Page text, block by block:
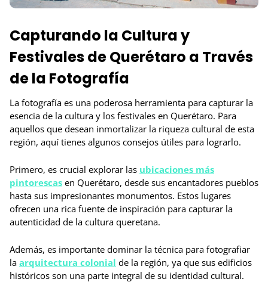
Capturando la Cultura y
Festivales de Querétaro a Través
de la Fotografía
La fotografía es una poderosa herramienta para capturar la
esencia de la cultura y los festivales en Querétaro. Para
aquellos que desean inmortalizar la riqueza cultural de esta
región, aquí tienes algunos consejos útiles para lograrlo.
Primero, es crucial explorar las ubicaciones más
pintorescas en Querétaro, desde sus encantadores pueblos
hasta sus impresionantes monumentos. Estos lugares
ofrecen una rica fuente de inspiración para capturar la
autenticidad de la cultura queretana.
Además, es importante dominar la técnica para fotografiar
la arquitectura colonial de la región, ya que sus edificios
históricos son una parte integral de su identidad cultural.